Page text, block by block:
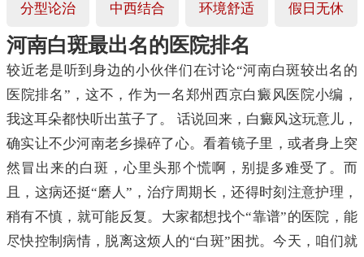
分型论治 中西结合 环境舒适 假日无休
河南白斑最出名的医院排名
较近老是听到身边的小伙伴们在讨论“河南白斑较出名的
医院排名”，这不，作为一名郑州西京白癜风医院小编，
我这耳朵都快听出茧子了。 话说回来，白癜风这玩意儿，
确实让不少河南老乡操碎了心。看着镜子里，或者身上突
然冒出来的白斑，心里头那个慌啊，别提多难受了。而
且，这病还挺“磨人”，治疗周期长，还得时刻注意护理，
稍有不慎，就可能反复。大家都想找个“靠谱”的医院，能
尽快控制病情，脱离这烦人的“白斑”困扰。今天，咱们就